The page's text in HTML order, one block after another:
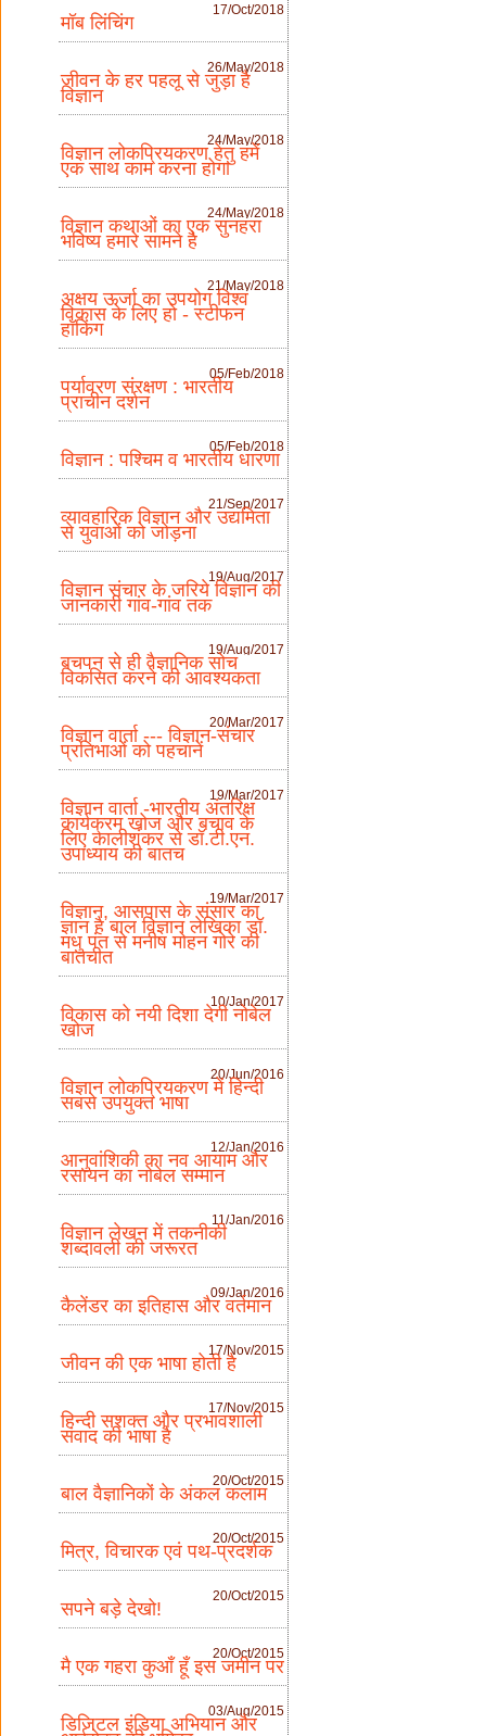
17/Oct/2018
मॉब लिंचिंग
26/May/2018
जीवन के हर पहलू से जुड़ा है
विज्ञान
24/May/2018
विज्ञान लोकप्रियकरण हेतु हमें
एक साथ काम करना होगा
24/May/2018
विज्ञान कथाओं का एक सुनहरा
भविष्य हमारे सामने है
21/May/2018
अक्षय ऊर्जा का उपयोग विश्व
विकास के लिए हो - स्टीफन
हॉकिंग
05/Feb/2018
पर्यावरण संरक्षण : भारतीय
प्राचीन दर्शन
05/Feb/2018
विज्ञान : पश्चिम व भारतीय धारणा
21/Sep/2017
व्यावहारिक विज्ञान और उद्यमिता
से युवाओं को जोड़ना
19/Aug/2017
विज्ञान संचार के जरिये विज्ञान की
जानकारी गांव-गांव तक
19/Aug/2017
बचपन से ही वैज्ञानिक सोच
विकसित करने की आवश्यकता
20/Mar/2017
विज्ञान वार्ता --- विज्ञान-संचार
प्रतिभाओं को पहचानें
19/Mar/2017
विज्ञान वार्ता -भारतीय अंतरिक्ष
कार्यक्रम खोज और बचाव के
लिए कालीशंकर से डॉ.टी.एन.
उपाध्याय की बातच
19/Mar/2017
विज्ञान, आसपास के संसार का
ज्ञान है बाल विज्ञान लेखिका डॉ.
मधु पंत से मनीष मोहन गोरे की
बातचीत
10/Jan/2017
विकास को नयी दिशा देगी नोबेल
खोज
20/Jun/2016
विज्ञान लोकप्रियकरण में हिन्दी
सबसे उपयुक्त भाषा
12/Jan/2016
आनुवांशिकी का नव आयाम और
रसायन का नोबेल सम्मान
11/Jan/2016
विज्ञान लेखन में तकनीकी
शब्दावली की जरूरत
09/Jan/2016
कैलेंडर का इतिहास और वर्तमान
17/Nov/2015
जीवन की एक भाषा होती है
17/Nov/2015
हिन्दी सशक्त और प्रभावशाली
संवाद की भाषा है
20/Oct/2015
बाल वैज्ञानिकों के अंकल कलाम
20/Oct/2015
मित्र, विचारक एवं पथ-प्रदर्शक
20/Oct/2015
सपने बड़े देखो!
20/Oct/2015
मै एक गहरा कुआँ हूँ इस जमीन पर
03/Aug/2015
डिजिटल इंडिया अभियान और